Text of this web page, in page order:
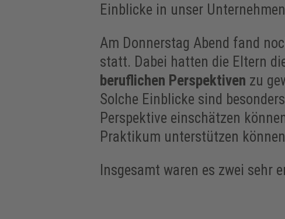
Einblicke in unser
Am Donnerstag Abend fand
statt. Dabei hatten die Eltern
beruflichen Perspektiven zu
Solche Einblicke sind
Perspektive einschätzen
Praktikum unterstützen
Insgesamt waren es zwei sehr